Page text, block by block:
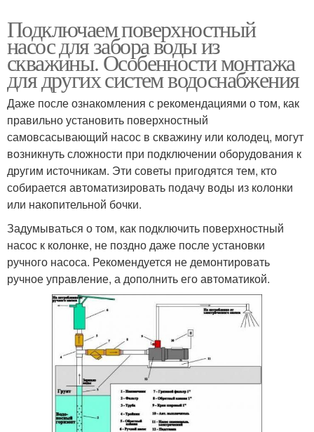
Подключаем поверхностный
насос для забора воды из
скважины. Особенности монтажа
для других систем водоснабжения
Даже после ознакомления с рекомендациями о том, как
правильно установить поверхностный
самовсасывающий насос в скважину или колодец, могут
возникнуть сложности при подключении оборудования к
другим источникам. Эти советы пригодятся тем, кто
собирается автоматизировать подачу воды из колонки
или накопительной бочки.
Задумываться о том, как подключить поверхностный
насос к колонке, не поздно даже после установки
ручного насоса. Рекомендуется не демонтировать
ручное управление, а дополнить его автоматикой.